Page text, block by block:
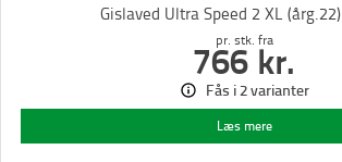
Gislaved Ultra Speed 2 XL (årg.22)
pr. stk. fra
766 kr.
Fås i 2 varianter
Læs mere